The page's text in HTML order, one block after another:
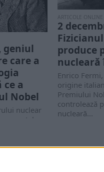
geniul
care a
a
Nobel
nuclear
ARTICOLE ONLINE
2
produce
Enrico
origine
Premiului
controlează
nucleară...